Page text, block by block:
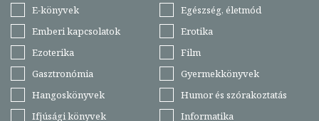
E-könyvek
Egészség, életmód
Emberi kapcsolatok
Erotika
Ezoterika
Film
Gasztronómia
Gyermekkönyvek
Hangoskönyvek
Humor és szórakoztatás
Ifjúsági könyvek
Informatika